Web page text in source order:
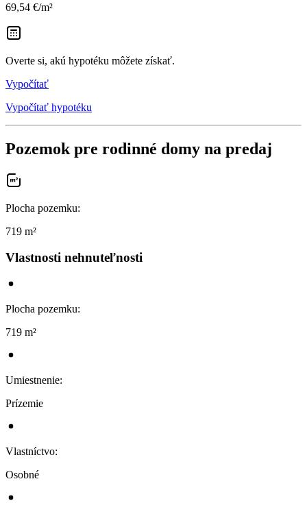
69,54 €/m²
Overte si, akú hypotéku môžete získať.
Vypočítať
Vypočítať hypotéku
Pozemok pre rodinné domy na predaj
Plocha pozemku:
719 m²
Vlastnosti nehnuteľnosti
Plocha pozemku:
719 m²
Umiestnenie:
Prízemie
Vlastníctvo:
Osobné